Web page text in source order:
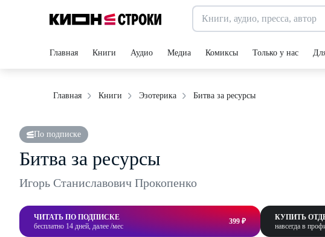
Главная Книги Аудио Медиа Комиксы Только у нас
Главная Книги Эзотерика Битва за ресурсы
По подписке
Битва за ресурсы
Игорь Станиславович Прокопенко
ЧИТАТЬ ПО ПОДПИСКЕ
бесплатно 14 дней, далее /мес
399 ₽
КУПИТЬ
навсегда в